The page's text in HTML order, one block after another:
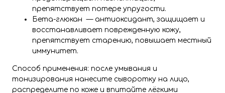
препятствует потере упругости.
Бета-глюкан — антиоксидант, защищает и
восстанавливает поврежденную кожу,
препятствует старению, повышает местный
иммунитет.
Способ применения: после умывания и
тонизирования нанесите сыворотку на лицо,
распределите по коже и впитайте лёгкими